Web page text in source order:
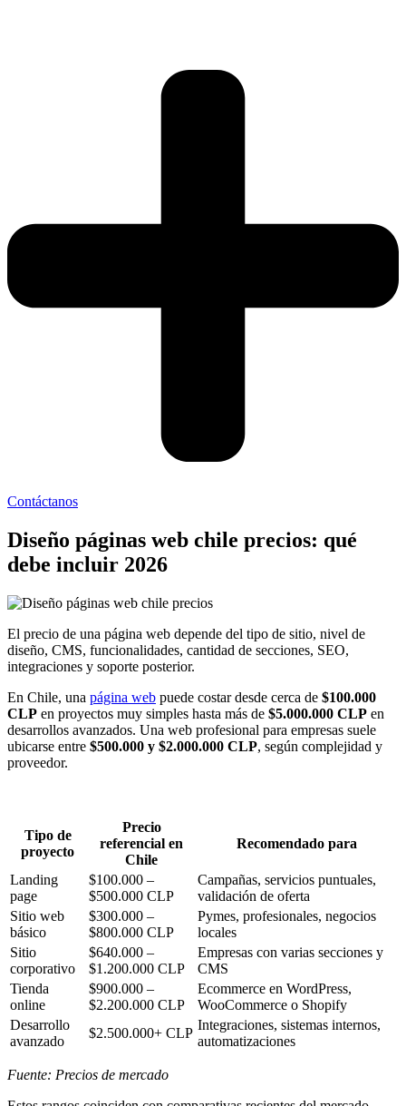
Contáctanos
Diseño páginas web chile precios: qué
debe incluir 2026
El precio de una página web depende del tipo de sitio, nivel de
diseño, CMS, funcionalidades, cantidad de secciones, SEO,
integraciones y soporte posterior.
En Chile, una página web puede costar desde cerca de $100.000
CLP en proyectos muy simples hasta más de $5.000.000 CLP en
desarrollos avanzados. Una web profesional para empresas suele
ubicarse entre $500.000 y $2.000.000 CLP, según complejidad y
proveedor.
Tipo de
proyecto
Precio
referencial en
Chile
Recomendado para
Landing
page
$100.000 –
$500.000 CLP
Campañas, servicios puntuales,
validación de oferta
Sitio web
básico
$300.000 –
$800.000 CLP
Pymes, profesionales, negocios
locales
Sitio
corporativo
$640.000 –
$1.200.000 CLP
Empresas con varias secciones y
CMS
Tienda
online
$900.000 –
$2.200.000 CLP
Ecommerce en WordPress,
WooCommerce o Shopify
Desarrollo
avanzado
$2.500.000+ CLP
Integraciones, sistemas internos,
automatizaciones
Fuente: Precios de mercado